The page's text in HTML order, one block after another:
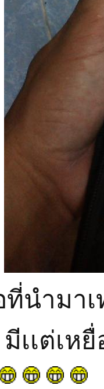
ที่นำมา
เเต่เหยื่